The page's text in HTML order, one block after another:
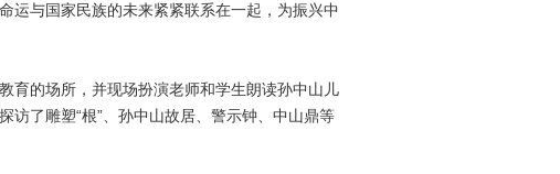
运与国家民族的未来紧紧联系在一起，为振兴中
的场所，并现场扮演老师和学生朗读孙中山儿
了雕塑“根”、孙中山故居、警示钟、中山鼎等